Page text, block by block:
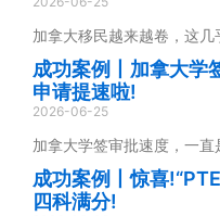
加拿大移民越来越卷，这几
成功案例丨加拿大学
申请提速啦!
2026-06-25
加拿大学签审批速度，一直
成功案例丨惊喜
四科满分!